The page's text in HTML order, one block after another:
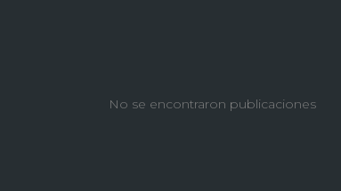
No se encontraron publicaciones